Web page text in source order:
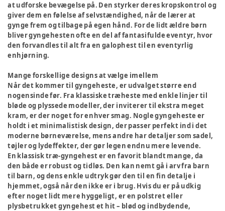
at udforske bevægelse på. Den styrker deres kropskontrol og
giver dem en følelse af selvstændighed, når de lærer at
gynge frem og tilbage på egen hånd. For de lidt ældre børn
bliver gyngehesten ofte en del af fantasifulde eventyr, hvor
den forvandles til alt fra en galophest til en eventyrlig
enhjørning.
Mange forskellige designs at vælge imellem
Når det kommer til gyngeheste, er udvalget større end
nogensinde før. Fra klassiske træheste med enkle linjer til
bløde og plyssede modeller, der inviterer til ekstra meget
kram, er der noget for enhver smag. Nogle gyngeheste er
holdt i et minimalistisk design, der passer perfekt ind i det
moderne børneværelse, mens andre har detaljer som sadel,
tøjler og lydeffekter, der gør legen endnu mere levende.
En klassisk træ-gyngehest er en favorit blandt mange, da
den både er robust og tidløs. Den kan nemt gå i arv fra barn
til barn, og dens enkle udtryk gør den til en fin detalje i
hjemmet, også når den ikke er i brug. Hvis du er på udkig
efter noget lidt mere hyggeligt, er en polstret eller
plysbetrukket gyngehest et hit – blød og indbydende,